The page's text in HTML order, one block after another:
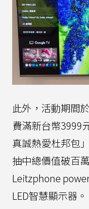
此外，活動期間
費滿新台幣3999
真誠熱愛杜邦包
抽中總價值破百
Leitzphone
LED智慧顯示器。